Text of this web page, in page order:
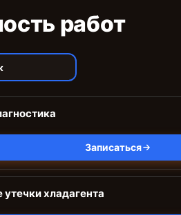
работ
Записаться
утечки хладагента